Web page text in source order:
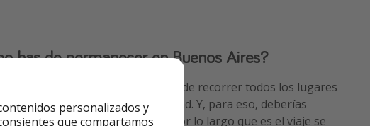
has de permanecer en Buenos Aires?
, no se trata tanto de recorrer todos los lugares
disfrutar del ambiente de la ciudad. Y, para eso, deberías
para tusvacaciones. Solo por lo largo que es el viaje se
personalizados y
que compartamos